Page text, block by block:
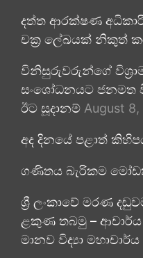
දත්ත ආරක්ෂණ
චක්‍ර ලේඛයක් නිකුත්
විනිසුරුවරුන්ගේ
සංශෝධනයට ජනමත
ඊට සූදානම් August
අද දිනයේ පළාත්
ගණිතය බැරිකම
ශ්‍රී ලංකාවේ මරණ
ළකුණ තබමු – ආචාර්ය
මානව විද්‍යා මහාචාර්ය